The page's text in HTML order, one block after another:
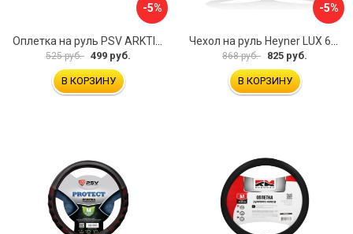
-5%
525 руб. 499 руб.
В КОРЗИНУ
-5%
868 руб. 825 руб.
В КОРЗИНУ